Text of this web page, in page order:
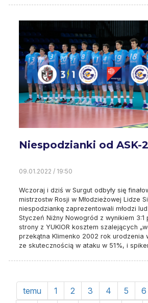
Niespodzianki od ASK-2
09.01.2022 / 19:50
Wczoraj i dziś w Surgut odbyły się
mistrzostw Rosji w Młodzieżowej Lidze
niespodziankę zaprezentowali młodzi
Styczeń Niżny Nowogród z wynikiem 3:1
strony z YUKIOR kosztem szalejących
przekątna Klimenko 2002 rok urodzenia
ze skutecznością w ataku w 51%, i
temu 1 2 3 4 5 6